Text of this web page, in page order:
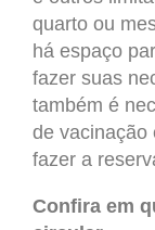
quarto ou
há espaço
fazer suas
também é
de vacinação
fazer a
Confira em